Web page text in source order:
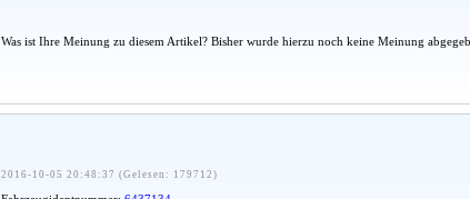
Was ist Ihre Meinung zu diesem Artikel? Bisher wurde hierzu noch keine Meinung
2016-10-05 20:48:37 (Gelesen: 179712)